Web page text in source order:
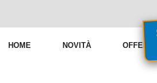
HOME NOVITÀ OFFERTE